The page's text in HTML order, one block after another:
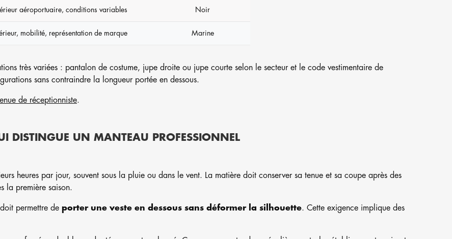
aéroportuaire, conditions variables Noir
mobilité, représentation de marque Marine
très variées : pantalon de costume, jupe droite ou jupe courte selon le secteur et le code vestimentaire de
sans contraindre la longueur portée en dessous.
de réceptionniste.
DISTINGUE UN MANTEAU PROFESSIONNEL
heures par jour, souvent sous la pluie ou dans le vent. La matière doit conserver sa tenue et sa coupe après des
la première saison.
permettre de porter une veste en dessous sans déformer la silhouette. Cette exigence implique des